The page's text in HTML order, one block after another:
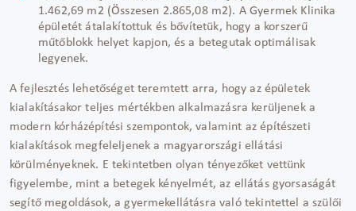
1.462,69 m2 (Összesen 2.865,08 m2). A Gyermek Klinika
épületét átalakítottuk és bővítetük, hogy a korszerű
műtőblokk helyet kapjon, és a betegutak optimálisak
legyenek.
A fejlesztés lehetőséget teremtett arra, hogy az épületek
kialakításakor teljes mértékben alkalmazásra kerüljenek a
modern kórházépítési szempontok, valamint az építészeti
kialakítások megfeleljenek a magyarországi ellátási
körülményeknek. E tekintetben olyan tényezőket vettünk
figyelembe, mint a betegek kényelmét, az ellátás gyorsaságát
segítő megoldások, a gyermekellátásra való tekintettel a szülői